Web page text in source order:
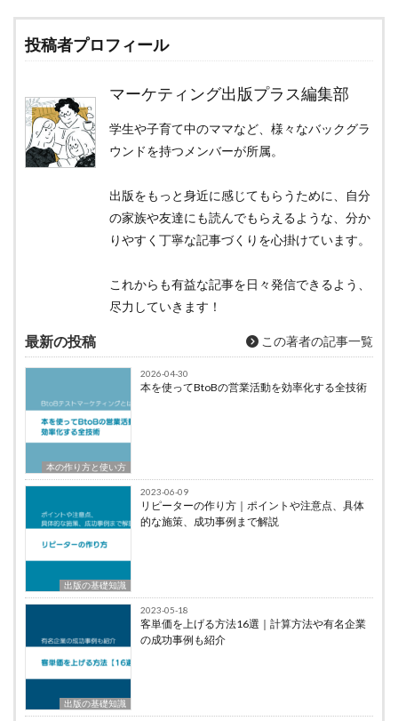
投稿者プロフィール
マーケティング出版プラス編集部
学生や子育て中のママなど、様々なバックグラ
ウンドを持つメンバーが所属。
出版をもっと身近に感じてもらうために、自分
の家族や友達にも読んでもらえるような、分か
りやすく丁寧な記事づくりを心掛けています。
これからも有益な記事を日々発信できるよう、
尽力していきます！
最新の投稿 この著者の記事一覧
本の作り方と使い方
2026-04-30
本を使ってBtoBの営業活動を効率化する全技術
出版の基礎知識
2023-06-09
リピーターの作り方｜ポイントや注意点、具体
的な施策、成功事例まで解説
出版の基礎知識
2023-05-18
客単価を上げる方法16選｜計算方法や有名企業
の成功事例も紹介